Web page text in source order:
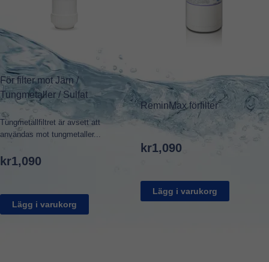
För filter mot Järn /
Tungmetaller / Sulfat
Tungmetallfiltret är avsett att
användas mot tungmetaller...
kr1,090
Lägg i varukorg
ReminMax förfilter
kr1,090
Lägg i varukorg